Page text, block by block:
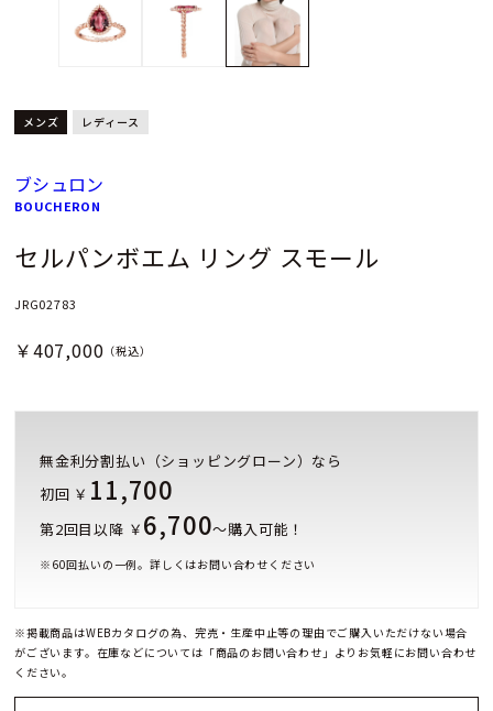
メンズ レディース
ブシュロン
BOUCHERON
セルパンボエム リング スモール
JRG02783
￥407,000 （税込）
無金利分割払い（ショッピングローン）なら
初回 ￥ 11,700
第2回目以降 ￥ 6,700～購入可能！
※ 60回払いの一例。詳しくはお問い合わせください
※掲載商品はWEBカタログの為、完売・生産中止等の理由でご購入いただけない場合
がございます。在庫などについては「商品のお問い合わせ」よりお気軽にお問い合わせ
ください。